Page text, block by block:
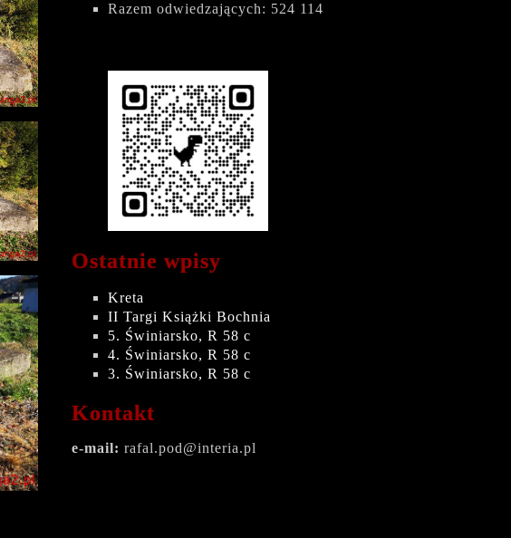
Razem odwiedzających: 524 114
Ostatnie wpisy
Kreta
II Targi Książki Bochnia
5. Świniarsko, R 58 c
4. Świniarsko, R 58 c
3. Świniarsko, R 58 c
Kontakt
e-mail: rafal.pod@interia.pl